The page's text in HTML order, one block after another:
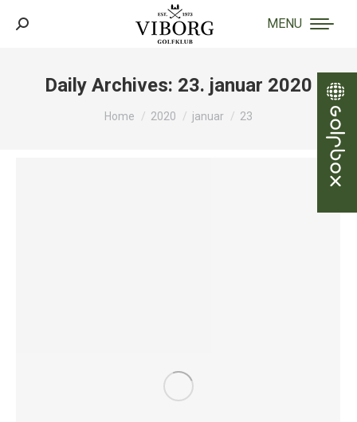
MENU
Search:
Daily Archives: 23. januar 2020
You are here:
Home 2020 januar 23